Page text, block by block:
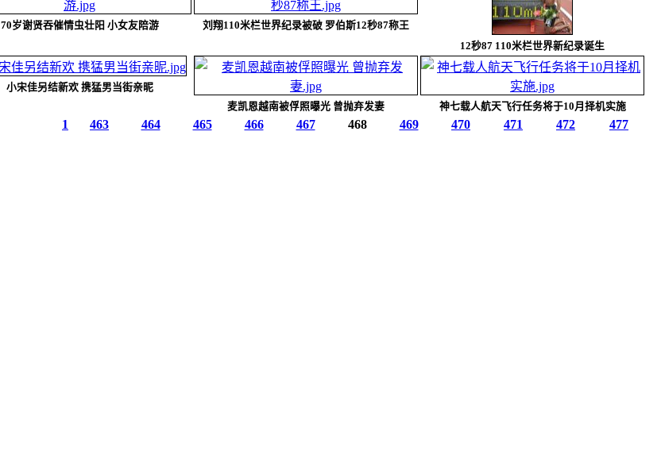
70岁谢贤吞催情虫壮阳 小女友陪游
刘翔110米栏世界纪录被破 罗伯斯12秒87称王
12秒87 110米栏世界新纪录诞生
小宋佳另结新欢 携猛男当街亲昵
麦凯恩越南被俘照曝光 曾抛弃发妻
神七载人航天飞行任务将于10月择机实施
1 463 464 465 466 467 468 469 470 471 472 477